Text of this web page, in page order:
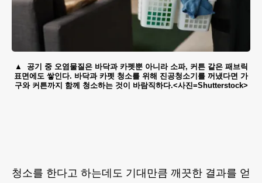
공기 중 오염물질은 바닥과 카펫뿐 아니라 소파, 커튼 같은 패브릭
표면에도 쌓인다. 바닥과 카펫 청소를 위해 진공청소기를 꺼냈다면 가
구와 커튼까지 함께 청소하는 것이 바람직하다.<사진=Shutterstock>
청소를 한다고 하는데도 기대만큼 깨끗한 결과를 얻